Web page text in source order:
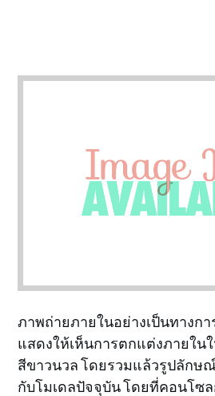
ภาพถ่ายภายในอย่างเป็นทางก
แสดงให้เห็นการตกแต่งภายใน
สีขาวนวล โดยรวมแล้วรูปลักษ
กับโมเดลปัจจุบัน โดยที่คอนโซ